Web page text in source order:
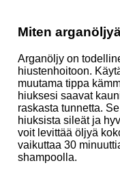
Miten
Arganöljy on
hiustenhoitoon.
muutama tippa
hiuksesi saavat
raskasta tunnetta.
hiuksista sileät ja
voit levittää öljyä
vaikuttaa 30
shampoolla.